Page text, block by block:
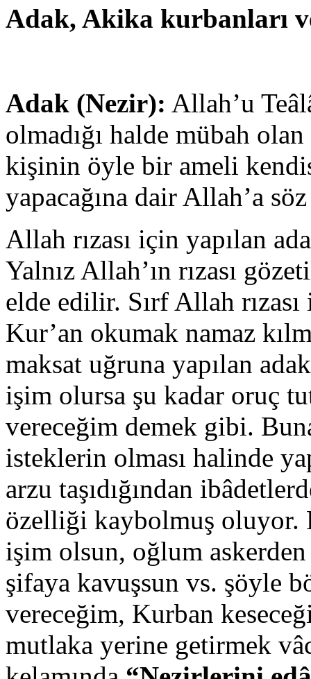
Adak, Akika kurbanları
Adak (Nezir): Allah’u
olmadığı halde mübah
kişinin öyle bir ameli
yapacağına dair Allah’a
Allah rızası için yapılan
Yalnız Allah’ın rızası
elde edilir. Sırf Allah
Kur’an okumak namaz
maksat uğruna yapılan
işim olursa şu kadar oruç
vereceğim demek gibi.
isteklerin olması halinde
arzu taşıdığından
özelliği kaybolmuş oluyor.
işim olsun, oğlum
şifaya kavuşsun vs. şöyle
vereceğim, Kurban
mutlaka yerine getirmek